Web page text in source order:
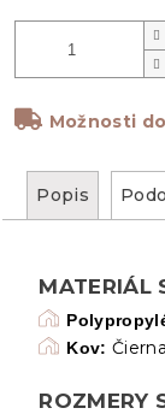
Možnosti
Popis
MATERIÁL
Kov: Čierna
ROZMERY